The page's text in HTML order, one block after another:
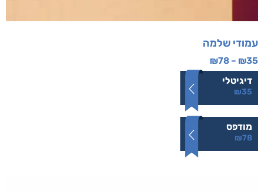
עמודי שלמה
₪35
–
₪78
דיגיטלי
₪35
מודפס
₪78